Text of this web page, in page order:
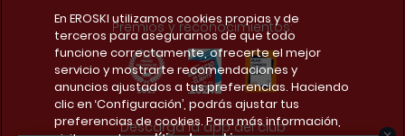
Premios y reconocimientos:
Descarga la app del club
En EROSKI utilizamos cookies propias y de
terceros para asegurarnos de que todo
funcione correctamente, ofrecerte el mejor
servicio y mostrarte recomendaciones y
anuncios ajustados a tus preferencias. Haciendo
clic en ‘Configuración’, podrás ajustar tus
preferencias de cookies. Para más información,